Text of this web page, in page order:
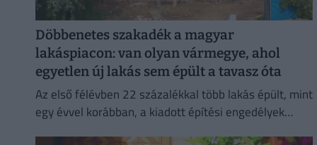
Döbbenetes szakadék a magyar
lakáspiacon: van olyan vármegye, ahol
egyetlen új lakás sem épült a tavasz óta
Az első félévben 22 százalékkal több lakás épült, mint
egy évvel korábban, a kiadott építési engedélyek